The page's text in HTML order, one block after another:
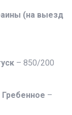
(на выезд
– 850/200
Гребенное –